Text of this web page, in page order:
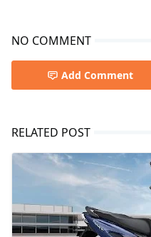
NO COMMENT
Add Comment
RELATED POST